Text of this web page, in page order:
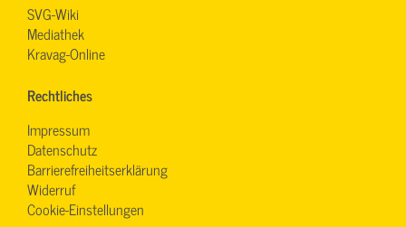
SVG-Wiki
Mediathek
Kravag-Online
Rechtliches
Impressum
Datenschutz
Barrierefreiheitserklärung
Widerruf
Cookie-Einstellungen